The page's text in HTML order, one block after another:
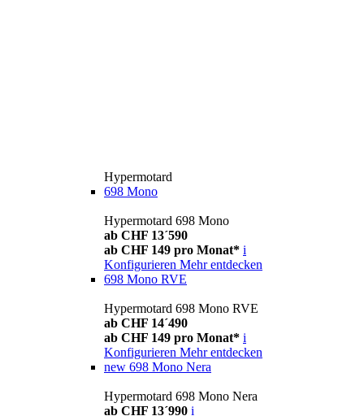
Hypermotard
698 Mono
Hypermotard 698 Mono
ab CHF 13´590
ab CHF 149 pro Monat* i
Konfigurieren Mehr entdecken
698 Mono RVE
Hypermotard 698 Mono RVE
ab CHF 14´490
ab CHF 149 pro Monat* i
Konfigurieren Mehr entdecken
new 698 Mono Nera
Hypermotard 698 Mono Nera
ab CHF 13´990 i